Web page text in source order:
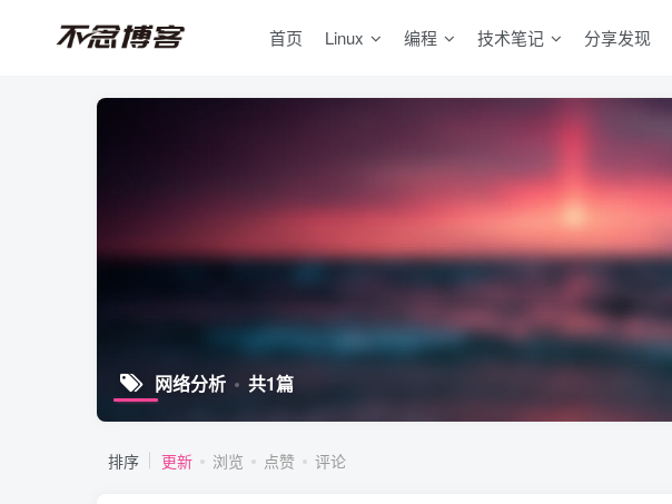
首页 Linux 编程 技术笔记 分享发现
网络分析 共1篇
排序 更新 浏览 点赞 评论